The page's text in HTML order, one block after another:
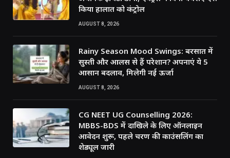
किया हालात को कंट्रोल
AUGUST 8, 2026
Rainy Season Mood Swings: बरसात में
सुस्ती और आलस से हैं परेशान? अपनाएं ये 5
आसान बदलाव, मिलेगी नई ऊर्जा
AUGUST 8, 2026
CG NEET UG Counselling 2026:
MBBS-BDS में दाखिले के लिए ऑनलाइन
आवेदन शुरू, पहले चरण की काउंसलिंग का
शेड्यूल जारी